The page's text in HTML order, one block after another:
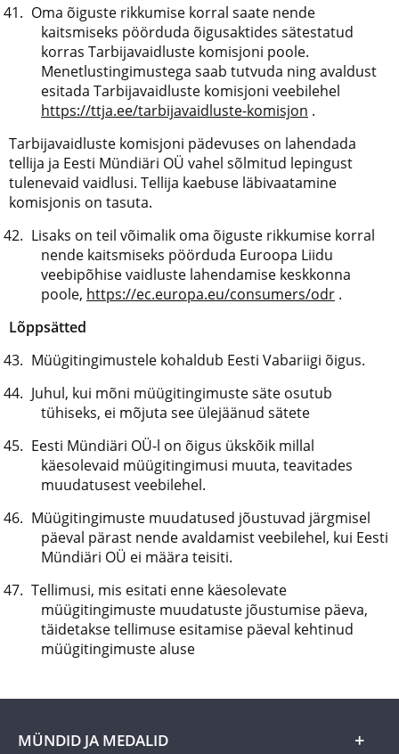
Oma õiguste rikkumise korral saate nende
kaitsmiseks pöörduda õigusaktides sätestatud
korras Tarbijavaidluste komisjoni poole.
Menetlustingimustega saab tutvuda ning avaldust
esitada Tarbijavaidluste komisjoni veebilehel
https://ttja.ee/tarbijavaidluste-komisjon .
Tarbijavaidluste komisjoni pädevuses on lahendada
tellija ja Eesti Mündiäri OÜ vahel sõlmitud lepingust
tulenevaid vaidlusi. Tellija kaebuse läbivaatamine
komisjonis on tasuta.
Lisaks on teil võimalik oma õiguste rikkumise korral
nende kaitsmiseks pöörduda Euroopa Liidu
veebipõhise vaidluste lahendamise keskkonna
poole, https://ec.europa.eu/consumers/odr .
Lõppsätted
Müügitingimustele kohaldub Eesti Vabariigi õigus.
Juhul, kui mõni müügitingimuste säte osutub
tühiseks, ei mõjuta see ülejäänud sätete
Eesti Mündiäri OÜ-l on õigus ükskõik millal
käesolevaid müügitingimusi muuta, teavitades
muudatusest veebilehel.
Müügitingimuste muudatused jõustuvad järgmisel
päeval pärast nende avaldamist veebilehel, kui Eesti
Mündiäri OÜ ei määra teisiti.
Tellimusi, mis esitati enne käesolevate
müügitingimuste muudatuste jõustumise päeva,
täidetakse tellimuse esitamise päeval kehtinud
müügitingimuste aluse
MÜNDID JA MEDALID